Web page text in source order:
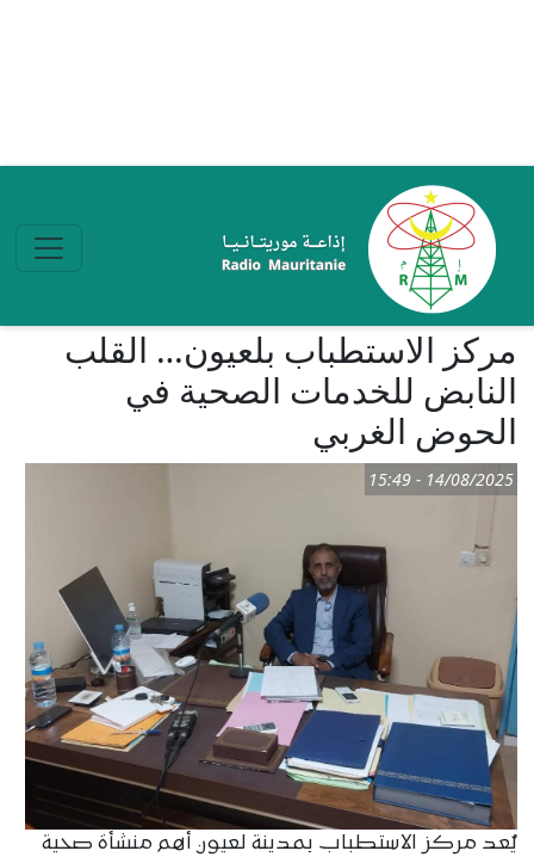
مركز الاستطباب بلعيون… القلب
النابض للخدمات الصحية في
الحوض الغربي
14/08/2025 - 15:49
يُعد مركز الاستطباب بمدينة لعيون أهم منشأة صحية